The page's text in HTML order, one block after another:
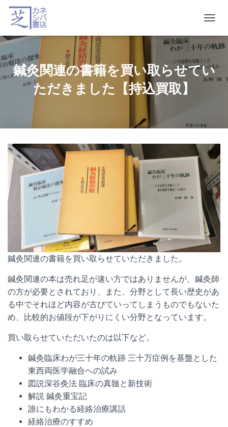
O
G
L
I
O
鍼灸関連の書籍を買い取らせてい
ただきました【持込買取】
鍼灸関連の書籍を買い取らせていただきました。
鍼灸関連の本は売れ足が速い方ではありませんが、鍼灸師
の方が必要とされており、また、分野として長い歴史があ
る中でそれほど内容が古びていってしまうものでもないた
め、比較的お値段が下がりにくい分野となっています。
買い取らせていただいたのは以下など。
鍼灸臨床わが三十年の軌跡 三十万症例を基盤とした
東西両医学融合への試み
図説深谷灸法 臨床の真髄と新技術
解説 鍼灸重宝記
誰にもわかる経絡治療講話
経絡治療のすすめ